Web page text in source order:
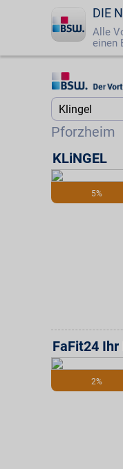
DIE
Alle
einen
Startseite
Jetzt BSW-
Login
☎ 0800 - 279
Pforzheim
Startseite
Suche
5%
KLiNGEL
2%